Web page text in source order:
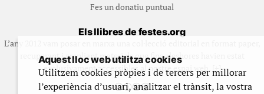
Fes un donatiu puntual
Els llibres de festes.org
L’any 2012 vam posar en marxa una col·lecció editorial en format paper,
recuperant i ampliant materials que fins aleshores havien estat
exclusivament accessibles al nostre espai web. [+]
Aquest lloc web utilitza cookies
Utilitzem cookies pròpies i de tercers per millorar
l’experiència d’usuari, analitzar el trànsit, la vostra